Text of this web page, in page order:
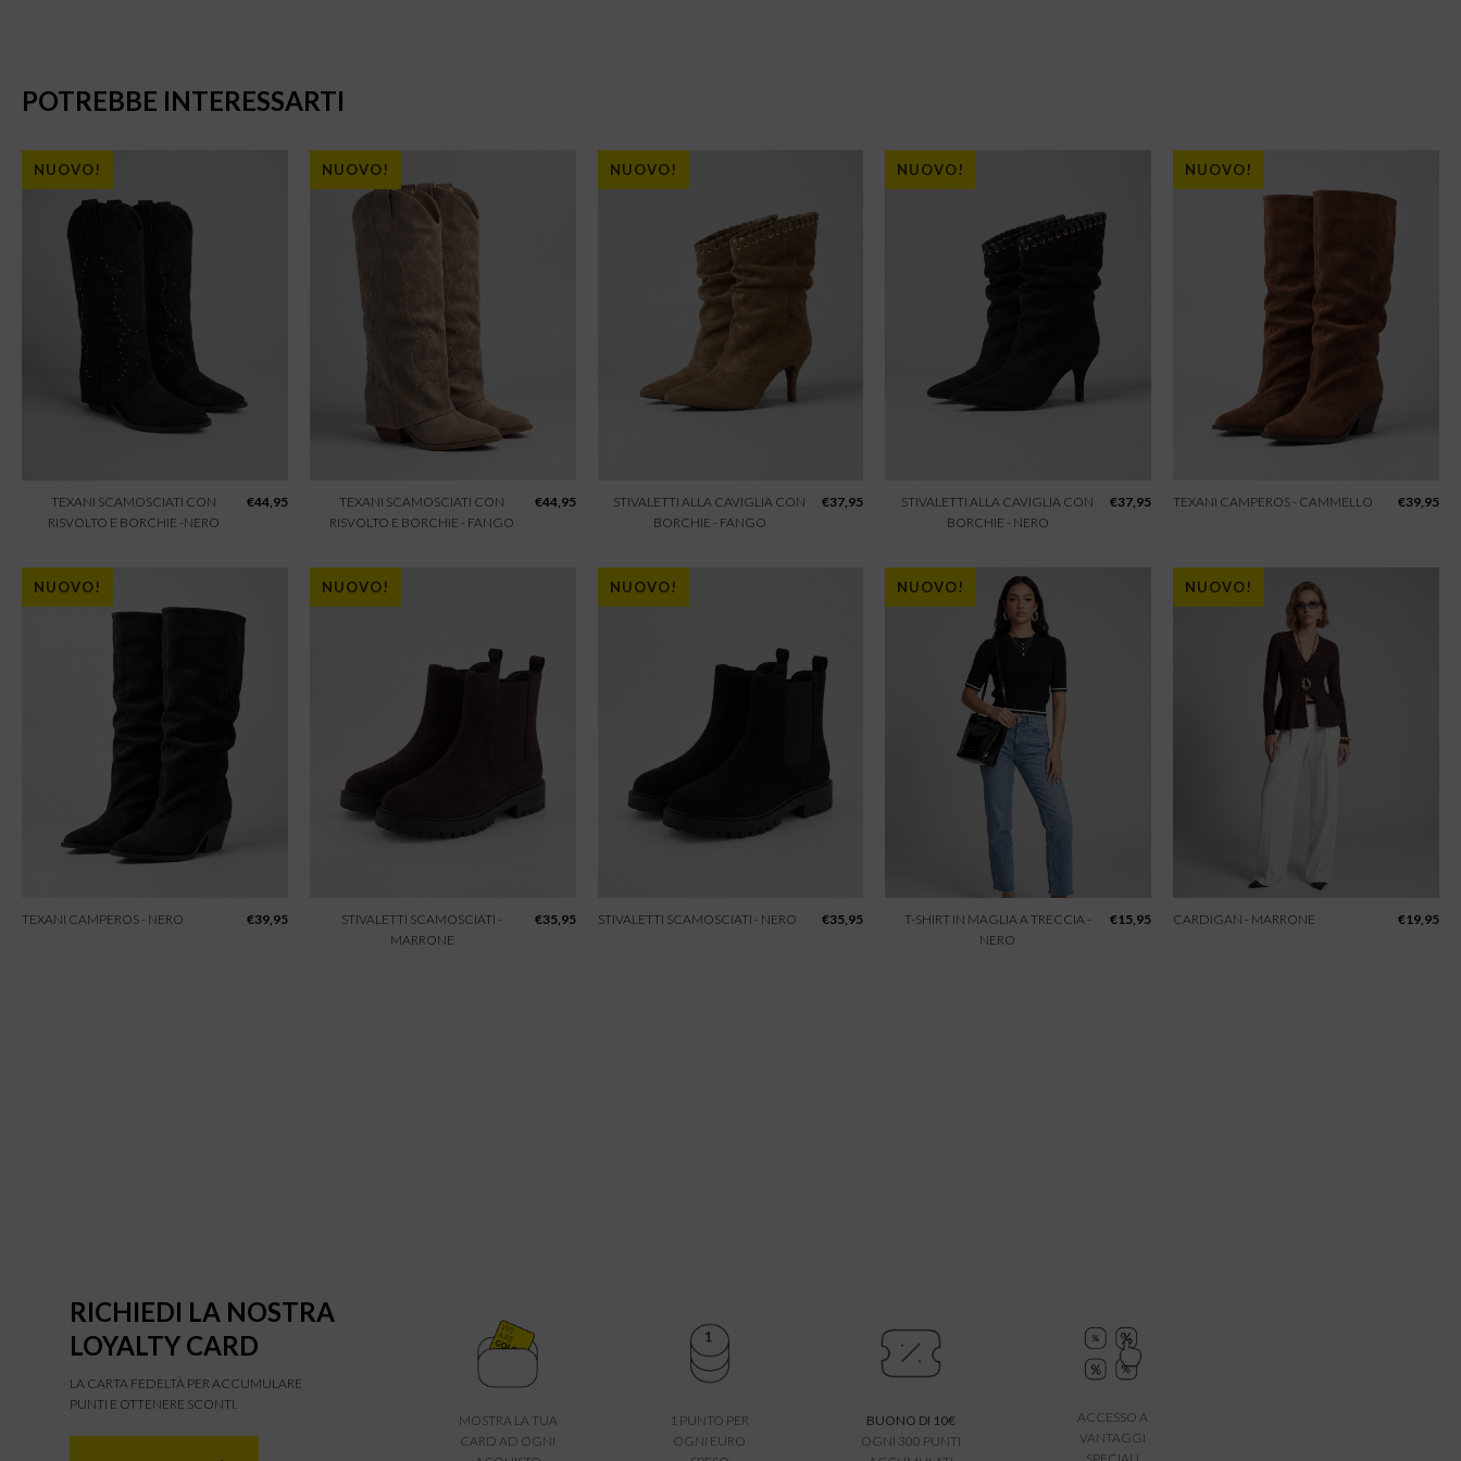
POTREBBE INTERESSARTI
NUOVO!
TEXANI SCAMOSCIATI CON
RISVOLTO E BORCHIE -NERO
€44,95
NUOVO!
TEXANI SCAMOSCIATI CON
RISVOLTO E BORCHIE - FANGO
€44,95
NUOVO!
STIVALETTI ALLA CAVIGLIA CON
BORCHIE - FANGO
€37,95
NUOVO!
STIVALETTI ALLA CAVIGLIA CON
BORCHIE - NERO
€37,95
NUOVO!
TEXANI CAMPEROS - CAMMELLO €39,95
NUOVO!
TEXANI CAMPEROS - NERO €39,95
NUOVO!
STIVALETTI SCAMOSCIATI -
MARRONE
€35,95
NUOVO!
STIVALETTI SCAMOSCIATI - NERO €35,95
NUOVO!
T-SHIRT IN MAGLIA A TRECCIA -
NERO
€15,95
NUOVO!
CARDIGAN - MARRONE €19,95
RICHIEDI LA NOSTRA
LOYALTY CARD
LA CARTA FEDELTÀ PER ACCUMULARE
PUNTI E OTTENERE SCONTI.
MOSTRA LA TUA
CARD AD OGNI
1 PUNTO PER
OGNI EURO
BUONO DI 10€
OGNI 300 PUNTI
ACCESSO A
VANTAGGI
SPECIALI